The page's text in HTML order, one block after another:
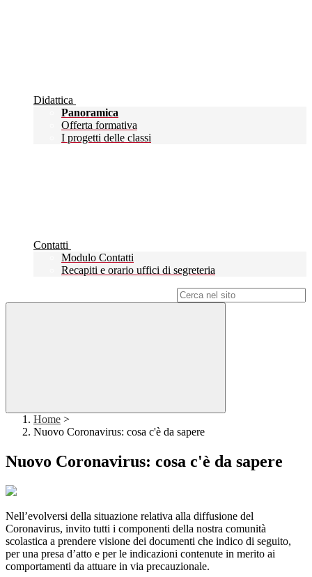
Didattica
Panoramica
Offerta formativa
I progetti delle classi
Contatti
Modulo Contatti
Recapiti e orario uffici di segreteria
Home >
Nuovo Coronavirus: cosa c'è da sapere
Nuovo Coronavirus: cosa c'è da sapere
Nell’evolversi della situazione relativa alla diffusione del
Coronavirus, invito tutti i componenti della nostra comunità
scolastica a prendere visione dei documenti che indico di seguito,
per una presa d’atto e per le indicazioni contenute in merito ai
comportamenti da attuare in via precauzionale.